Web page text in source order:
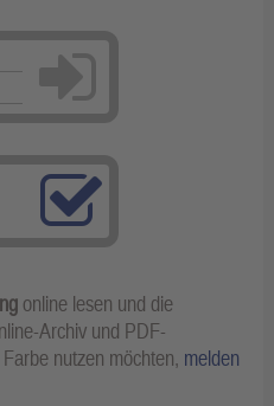
Anmelden
online lesen und die
Archiv und PDF-
nutzen möchten, melden